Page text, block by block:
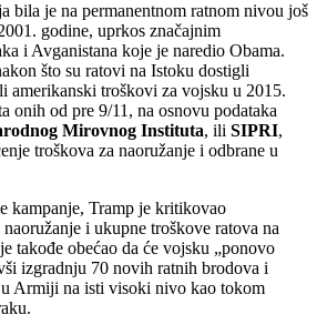
bila je na permanentnom ratnom nivou još
godine, uprkos značajnim
i Avganistana koje je naredio Obama.
što su ratovi na Istoku dostigli
amerikanski troškovi za vojsku u 2015.
onih od pre 9/11, na osnovu podataka
Mirovnog Instituta, ili SIPRI,
troškova za naoružanje i odbrane u
kampanje, Tramp je kritikovao
i ukupne troškove ratova na
takođe obećao da će vojsku „ponovo
izgradnju 70 novih ratnih brodova i
Armiji na isti visoki nivo kao tokom